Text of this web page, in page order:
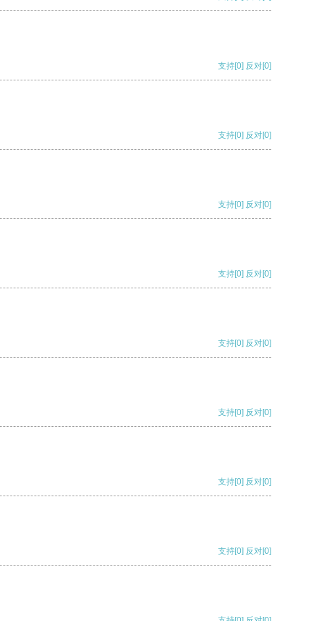
支持[0] 反对[0]
支持[0] 反对[0]
支持[0] 反对[0]
支持[0] 反对[0]
支持[0] 反对[0]
支持[0] 反对[0]
支持[0] 反对[0]
支持[0] 反对[0]